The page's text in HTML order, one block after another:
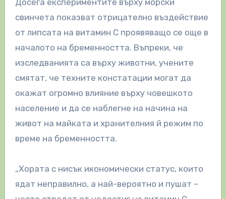
Досега експериментите върху морски
свинчета показват отрицателно въздействие
от липсата на витамин C проявяващо се още в
началото на бременността. Въпреки, че
изследванията са върху животни, учените
смятат, че техните констатации могат да
окажат огромно влияние върху човешкото
население и да се наблегне на начина на
живот на майката и хранителния й режим по
време на бременността.
„Хората с нисък икономически статус, които
ядат неправилно, а най-вероятно и пушат –